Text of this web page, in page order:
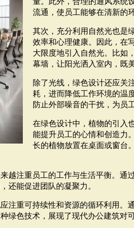
流通，使员工能够在清新的
其次，充分利用自然光也是
效率和心理健康。因此，在
大限度地引入自然光。比如
幕墙，让阳光洒入室内，既
除了光线，绿色设计还应关
耗，进而降低工作环境的温
防止外部噪音的干扰，为员
在绿色设计中，植物的引入
能提升员工的心情和创造力
长的植物放置在桌面或窗台
越注重员工的工作与生活平衡。
还能促进团队的凝聚力。
注重可持续性和资源的循环利用
绿色技术，展现了现代办公建筑对